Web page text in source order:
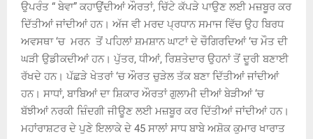
ਉਪਰੰਤ “ ਬੇਵਾ” ਕਹਾਉਂਦੀਆਂ ਔਰਤਾਂ, ਚਿੱਟੇ ਕੱਪੜੇ ਪਾਉਣ ਲਈ ਮਜ਼ਬੂਰ ਕਰ
ਦਿੱਤੀਆਂ ਜਾਂਦੀਆਂ ਹਨ। ਅੱਜ ਵੀ ਮਰਦ ਪ੍ਰਧਾਨ ਸਮਾਜ ਵਿੱਚ ਉਹ ਬਿਰਧ
ਅਵਸਥਾ‘ਚ ਮਰਨ ਤੋਂ ਪਹਿਲਾਂ ਸ਼ਮਸ਼ਾਨ ਘਾਟਾਂ ਦੇ ਚੌਗਿਰਦਿਆਂ‘ਚ ਮੌਤ ਦੀ
ਘੜੀ ਉਡੀਕਦੀਆਂ ਹਨ। ਪੁੱਤਰ, ਧੀਆਂ, ਰਿਸ਼ਤੇਦਾਰ ਉਹਨਾਂ ਤੋਂ ਦੂਰੀ ਬਣਾਈ
ਰੱਖਦੇ ਹਨ। ਪੱਛੜੇ ਖੇਤਰਾਂ‘ਚ ਔਰਤ ਚੁੜੇਲ ਤੱਕ ਬਣਾ ਦਿੱਤੀਆਂ ਜਾਂਦੀਆਂ
ਹਨ। ਸਾਧਾਂ, ਬਾਬਿਆਂ ਦਾ ਸ਼ਿਕਾਰ ਔਰਤਾਂ ਗੁਲਾਮੀ ਦੀਆਂ ਬੇੜੀਆਂ‘ਚ
ਬੱਝੀਆਂ ਨਰਕੀ ਜ਼ਿੰਦਗੀ ਜੀਊਣ ਲਈ ਮਜ਼ਬੂਰ ਕਰ ਦਿੱਤੀਆਂ ਜਾਂਦੀਆਂ ਹਨ।
ਮਹਾਂਰਾਸ਼ਟਰ ਦੇ ਪੁਣੇ ਇਲਾਕੇ ਦੇ 45 ਸਾਲਾਂ ਸਾਧ ਬਾਬੇ ਅਸ਼ੋਕ ਕੁਮਾਰ ਖਾਰਾਤ